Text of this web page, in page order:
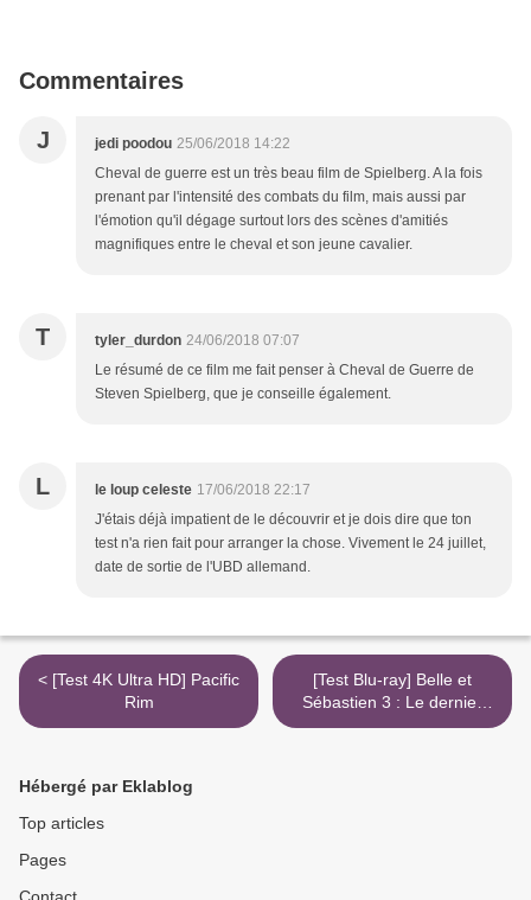
Commentaires
J jedi poodou 25/06/2018 14:22
Cheval de guerre est un très beau film de Spielberg. A la fois
prenant par l'intensité des combats du film, mais aussi par
l'émotion qu'il dégage surtout lors des scènes d'amitiés
magnifiques entre le cheval et son jeune cavalier.
T tyler_durdon 24/06/2018 07:07
Le résumé de ce film me fait penser à Cheval de Guerre de
Steven Spielberg, que je conseille également.
L le loup celeste 17/06/2018 22:17
J'étais déjà impatient de le découvrir et je dois dire que ton
test n'a rien fait pour arranger la chose. Vivement le 24 juillet,
date de sortie de l'UBD allemand.
< [Test 4K Ultra HD] Pacific
Rim
[Test Blu-ray] Belle et
Sébastien 3 : Le dernier
chapitre >
Hébergé par Eklablog
Top articles
Pages